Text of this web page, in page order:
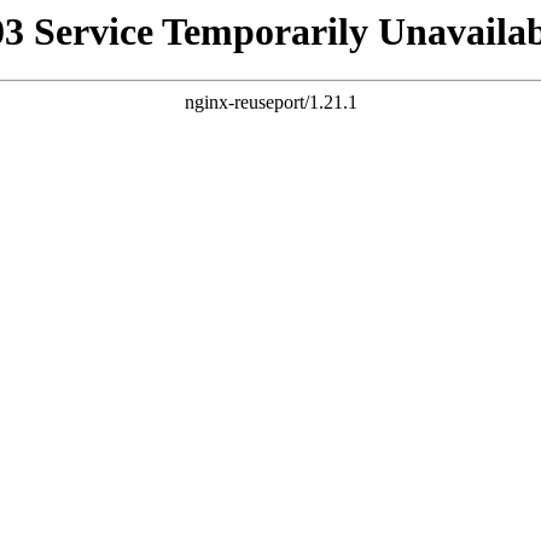
Service Temporarily
nginx-reuseport/1.21.1